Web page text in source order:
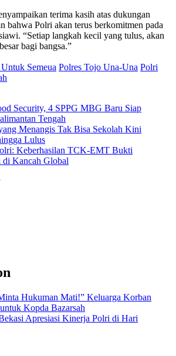
terima kasih atas dukungan
bahwa Polri akan terus berkomitmen pada
“Setiap langkah kecil yang tulus, akan
bagi bangsa.”
Semeua Polres Tojo Una-Una Polri
Security, 4 SPPG MBG Baru Siap
Tengah
Menangis Tak Bisa Sekolah Kini
Lulus
Keberhasilan TCK-EMT Bukti
Kancah Global
Hukuman Mati!” Keluarga Korban
Kopda Bazarsah
Apresiasi Kinerja Polri di Hari